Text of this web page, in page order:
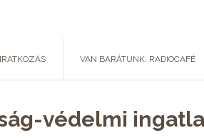
VAN BARÁTUNK: RADIOCAFÉ
védelmi